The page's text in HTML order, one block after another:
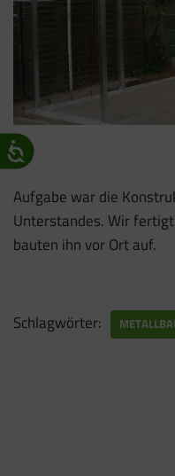
Aufgabe war die
Unterstandes. Wir
bauten ihn vor Ort auf.
Schlagwörter: